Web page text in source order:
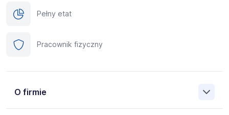
Pełny etat
Pracownik fizyczny
O firmie